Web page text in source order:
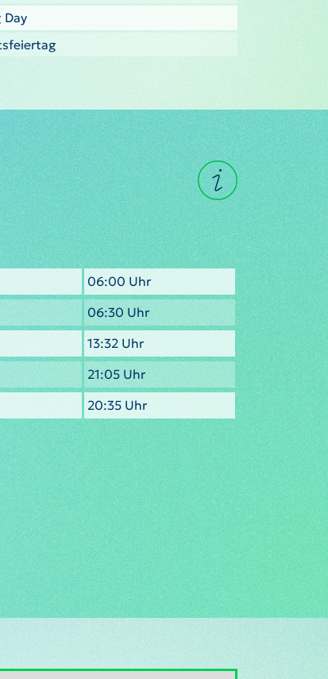
Day
06:00 Uhr
06:30 Uhr
13:32 Uhr
21:05 Uhr
20:35 Uhr